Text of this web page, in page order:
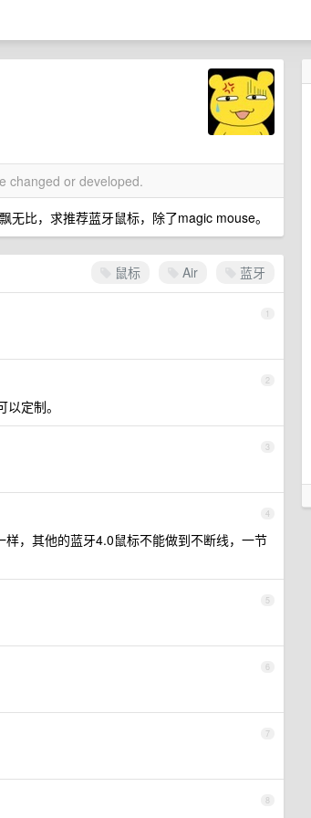
changed or developed.
比，求推荐蓝牙鼠标，除了magic mouse。
鼠标 Air 蓝牙
1
2
定制。
3
4
，其他的蓝牙4.0鼠标不能做到不断线，一节
5
6
7
8